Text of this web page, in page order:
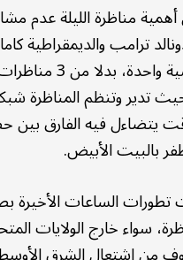
مناظرة الليلة عدم
ترامب والديمقراطية
مناظرة رئاسية
حيث تدير وتنظم المناظرة
يتضاءل فيه الفارق
بالبيت الأبيض.
الساعات الأخيرة
سواء خارج الولايات